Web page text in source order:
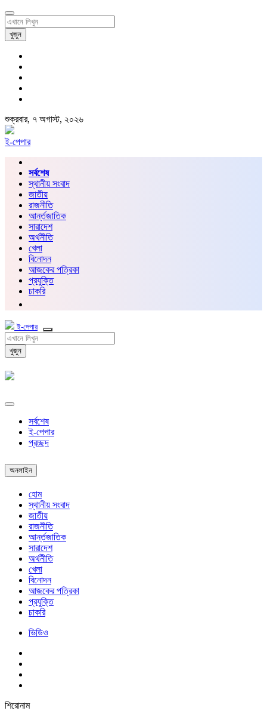
খুজুন
শুক্রবার, ৭ অগাস্ট, ২০২৬
ই-পেপার
সর্বশেষ
স্থানীয় সংবাদ
জাতীয়
রাজনীতি
আর্ন্তজাতিক
সারাদেশ
অর্থনীতি
খেলা
বিনোদন
আজকের পত্রিকা
প্রযুক্তি
চাকরি
ই-পেপার
খুজুন
সর্বশেষ
ই-পেপার
প্রচ্ছদ
অনলাইন
হোম
স্থানীয় সংবাদ
জাতীয়
রাজনীতি
আর্ন্তজাতিক
সারাদেশ
অর্থনীতি
খেলা
বিনোদন
আজকের পত্রিকা
প্রযুক্তি
চাকরি
ভিডিও
শিরোনাম